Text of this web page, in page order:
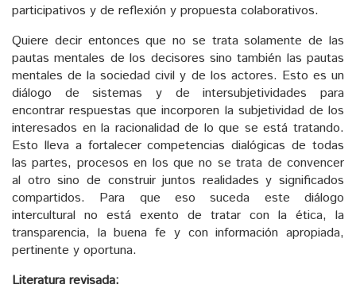
participativos y de reflexión y propuesta colaborativos.
Quiere decir entonces que no se trata solamente de las
pautas mentales de los decisores sino también las pautas
mentales de la sociedad civil y de los actores. Esto es un
diálogo de sistemas y de intersubjetividades para
encontrar respuestas que incorporen la subjetividad de los
interesados en la racionalidad de lo que se está tratando.
Esto lleva a fortalecer competencias dialógicas de todas
las partes, procesos en los que no se trata de convencer
al otro sino de construir juntos realidades y significados
compartidos. Para que eso suceda este diálogo
intercultural no está exento de tratar con la ética, la
transparencia, la buena fe y con información apropiada,
pertinente y oportuna.
Literatura revisada: